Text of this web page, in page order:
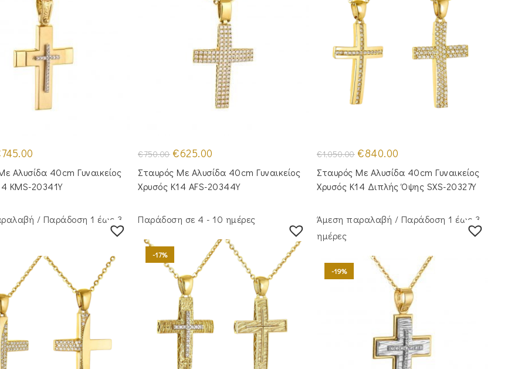
745.00
τιμή
είναι:
€745.00.
Αλυσίδα 40cm Γυναικείος
KMS-20341Y
€750.00 Original
price
was:
€750.00.
€625.00
τιμή
είναι:
€625.00.
Σταυρός Με Αλυσίδα 40cm Γυναικείος
Χρυσός Κ14 AFS-20344Y
€1,050.00 Original
price
was:
€1,050.00.
€840.00
τιμή
είναι:
€840.00.
Σταυρός Με Αλυσίδα 40cm Γυναικείος
Χρυσός Κ14 Διπλής Όψης SXS-20327Y
/ Παράδoση 1 έως 3
Παράδοση σε 4 - 10 ημέρες
-17%
Άμεση παραλαβή / Παράδoση 1 έως 3
ημέρες
-19%